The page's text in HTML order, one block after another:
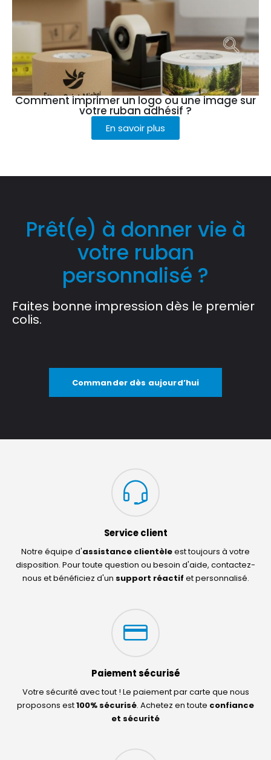
Comment imprimer un logo ou une image sur
votre ruban adhésif ?
En savoir plus
Prêt(e) à donner vie à
votre ruban
personnalisé ?
Faites bonne impression dès le premier
colis.
Commander dès aujourd’hui
Service client
Notre équipe d'assistance clientèleest toujours à votre
disposition. Pour toute question ou besoin d'aide, contactez-
nous et bénéficiez d'un support réactif et personnalisé.
Paiement sécurisé
Votre sécurité avec tout ! Le paiement par carte que nous
proposons est100% sécurisé. Achetez en toute confiance
et sécurité